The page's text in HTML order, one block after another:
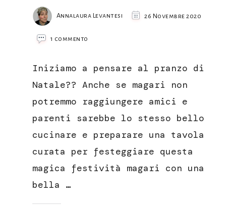
Annalaura Levantesi 26 Novembre 2020
1 commento
con
pancetta,
e
Iniziamo a pensare al pranzo di
Natale?? Anche se magari non
potremmo raggiungere amici e
parenti sarebbe lo stesso bello
cucinare e preparare una tavola
curata per festeggiare questa
magica festività magari con una
bella …